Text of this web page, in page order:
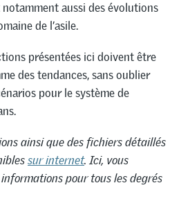
aussi des évolutions
de l’asile.
présentées ici doivent être
des tendances, sans oublier
pour le système de
ainsi que des fichiers détaillés
sur internet. Ici, vous
pour tous les degrés